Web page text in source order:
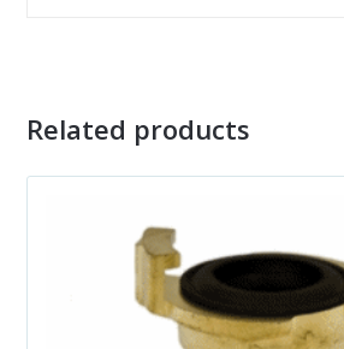
Related products